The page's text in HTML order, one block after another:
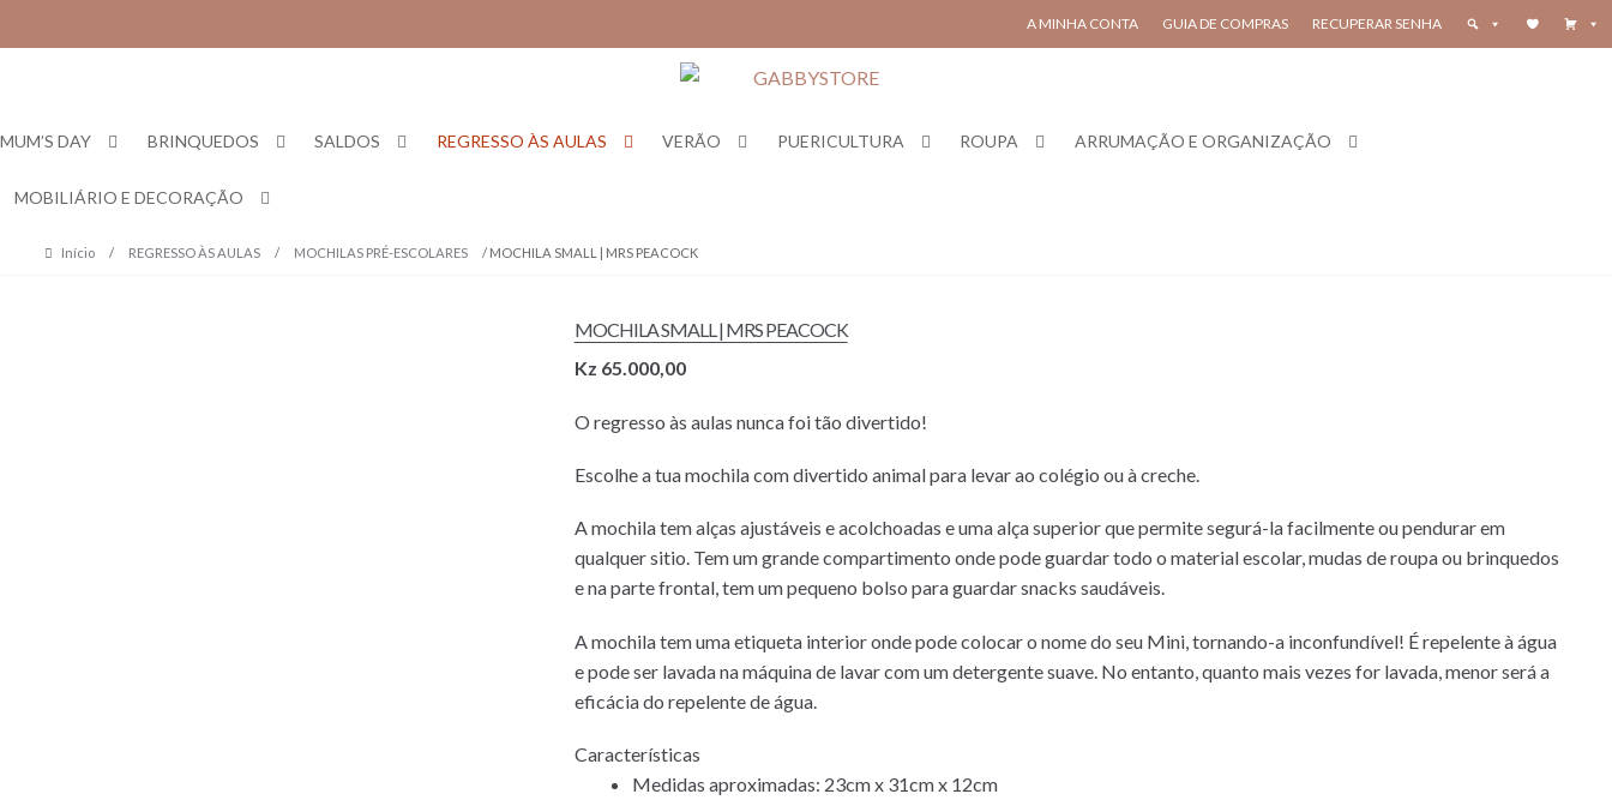
to
to
RECUPERAR SENHA
GUIA DE COMPRAS
A MINHA CONTA
MUM’S DAY BRINQUEDOS SALDOS REGRESSO ÀS AULAS VERÃO PUERICULTURA ROUPA ARRUMAÇÃO E ORGANIZAÇÃO
MOBILIÁRIO E DECORAÇÃO
Início / REGRESSO ÀS AULAS / MOCHILAS PRÉ-ESCOLARES / MOCHILA SMALL | MRS PEACOCK
MOCHILA SMALL | MRS PEACOCK
Kz 65.000,00
O regresso às aulas nunca foi tão divertido!
Escolhe a tua mochila com divertido animal para levar ao colégio ou à creche.
A mochila tem alças ajustáveis e acolchoadas e uma alça superior que permite segurá-la facilmente ou pendurar em
qualquer sitio. Tem um grande compartimento onde pode guardar todo o material escolar, mudas de roupa ou brinquedos
e na parte frontal, tem um pequeno bolso para guardar snacks saudáveis.
A mochila tem uma etiqueta interior onde pode colocar o nome do seu Mini, tornando-a inconfundível! É repelente à água
e pode ser lavada na máquina de lavar com um detergente suave. No entanto, quanto mais vezes for lavada, menor será a
eficácia do repelente de água.
Características
Medidas aproximadas: 23cm x 31cm x 12cm